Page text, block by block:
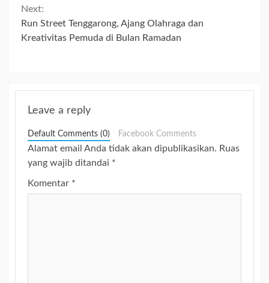
Next:
Run Street Tenggarong, Ajang Olahraga dan
Kreativitas Pemuda di Bulan Ramadan
Leave a reply
Default Comments (0) Facebook Comments
Alamat email Anda tidak akan dipublikasikan. Ruas
yang wajib ditandai *
Komentar *